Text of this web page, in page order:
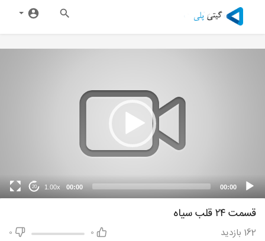
00:00
00:00
1.00x
20
قسمت ۲۴ قلب سیاه
0
0 162 بازدید